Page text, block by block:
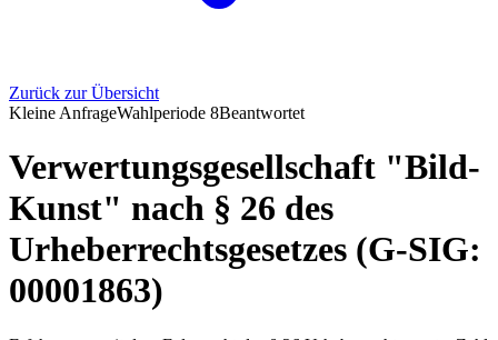
Zurück zur Übersicht
Kleine AnfrageWahlperiode 8Beantwortet
Verwertungsgesellschaft "Bild-
Kunst" nach § 26 des
Urheberrechtsgesetzes (G-SIG:
00001863)